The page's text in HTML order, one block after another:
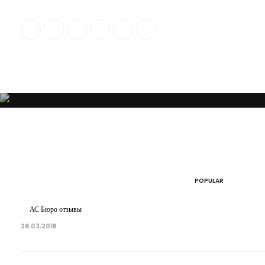
POPULAR
АС Бюро отзывы
28.03.2018